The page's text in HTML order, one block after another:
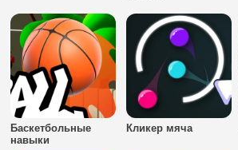
Баскетбольные
навыки
Кликер мяча